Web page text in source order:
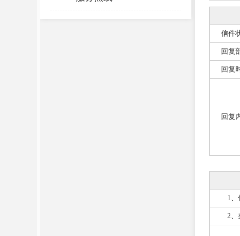
信件
回复
回复
回复
1、
2、